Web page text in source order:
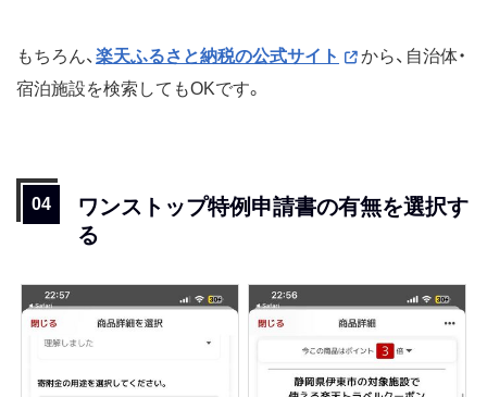
もちろん、 楽天ふるさと納税の公式サイト
から、自治体・
宿泊施設を検索してもOKです。
ワンストップ特例申請書の有無を選択す
る